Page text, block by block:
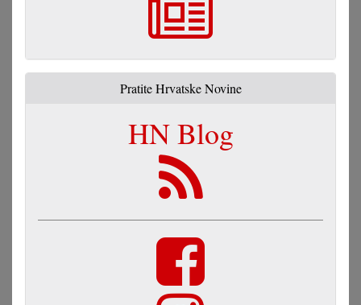
Pratite Hrvatske Novine
HN Blog